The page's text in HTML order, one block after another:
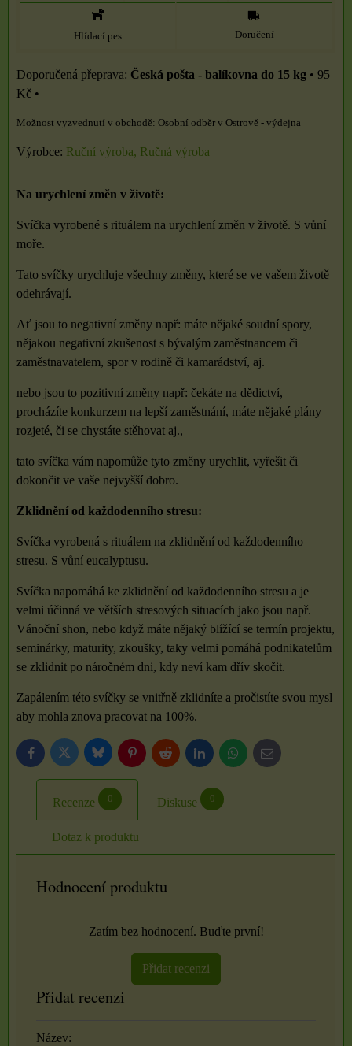
Hlídací pes Doručení
Česká pošta - balíkovna do 15 kg • 95
Kč •
Osobní odběr v Ostrově - výdejna
Výrobce: Ruční výroba, Ručná výroba
Na urychlení změn v životě:
Svíčka vyrobené s rituálem na urychlení změn v životě. S vůní
moře.
Tato svíčky urychluje všechny změny, které se ve vašem životě
odehrávají.
Ať jsou to negativní změny např: máte nějaké soudní spory,
nějakou negativní zkušenost s bývalým zaměstnancem či
zaměstnavatelem, spor v rodině či kamarádství, aj.
nebo jsou to pozitivní změny např: čekáte na dědictví,
procházíte konkurzem na lepší zaměstnání, máte nějaké plány
rozjeté, či se chystáte stěhovat aj.,
tato svíčka vám napomůže tyto změny urychlit, vyřešit či
dokončit ve vaše nejvyšší dobro.
Zklidnění od každodenního stresu:
Svíčka vyrobená s rituálem na zklidnění od každodenního
stresu. S vůní eucalyptusu.
Svíčka napomáhá ke zklidnění od každodenního stresu a je
velmi účinná ve větších stresových situacích jako jsou např.
Vánoční shon, nebo když máte nějaký blížící se termín projektu,
seminárky, maturity, zkoušky, taky velmi pomáhá podnikatelům
se zklidnit po náročném dni, kdy neví kam dřív skočit.
Zapálením této svíčky se vnitřně zklidníte a pročistíte svou mysl
aby mohla znova pracovat na 100%.
FacebookTwitter BlueskyPinterestReddit LinkedInWhatsApp
E-
mail
Recenze 0 Diskuse 0
Dotaz k produktu
Hodnocení produktu
Zatím bez hodnocení. Buďte první!
Přidat recenzi
Přidat recenzi
Název: